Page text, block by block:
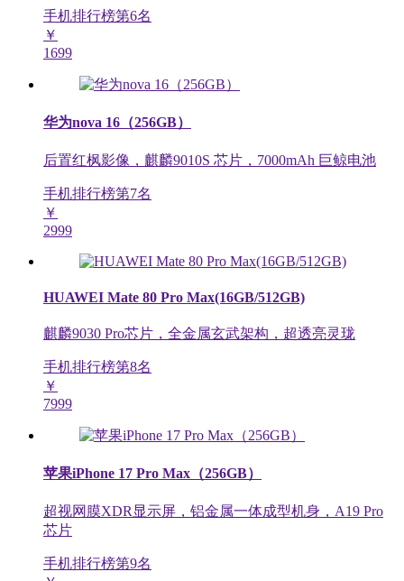
手机排行榜第6名
￥
1699
华为nova 16（256GB）
后置红枫影像，麒麟9010S 芯片，7000mAh 巨鲸电池
手机排行榜第7名
￥
2999
HUAWEI Mate 80 Pro Max(16GB/512GB)
麒麟9030 Pro芯片，全金属玄武架构，超透亮灵珑
手机排行榜第8名
￥
7999
苹果iPhone 17 Pro Max（256GB）
超视网膜XDR显示屏，铝金属一体成型机身，A19 Pro
芯片
手机排行榜第9名